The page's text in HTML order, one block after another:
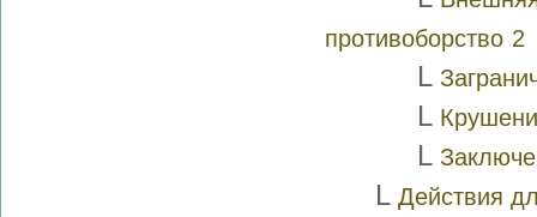
противоборство 2
L
L
L
L Действия